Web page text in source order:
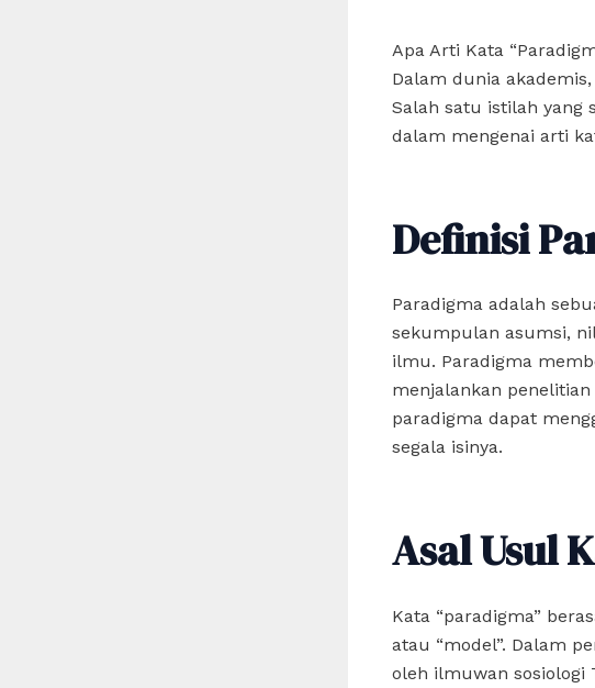
Apa Arti Kata
Dalam dunia
Salah satu istilah yang
dalam mengenai arti
Definisi
Paradigma adalah
sekumpulan asumsi,
ilmu. Paradigma
menjalankan
paradigma dapat
segala isinya.
Asal Usul
Kata “paradigma”
atau “model”. Dalam
oleh ilmuwan sosiologi